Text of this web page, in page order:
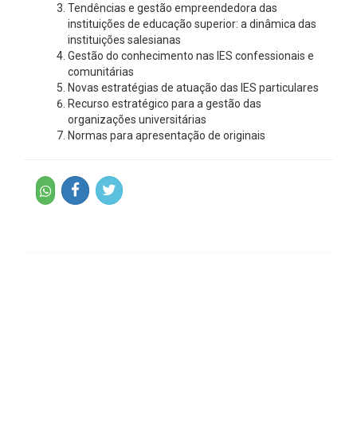
Tendências e gestão empreendedora das
instituições de educação superior: a dinâmica das
instituições salesianas
Gestão do conhecimento nas IES confessionais e
comunitárias
Novas estratégias de atuação das IES particulares
Recurso estratégico para a gestão das
organizações universitárias
Normas para apresentação de originais